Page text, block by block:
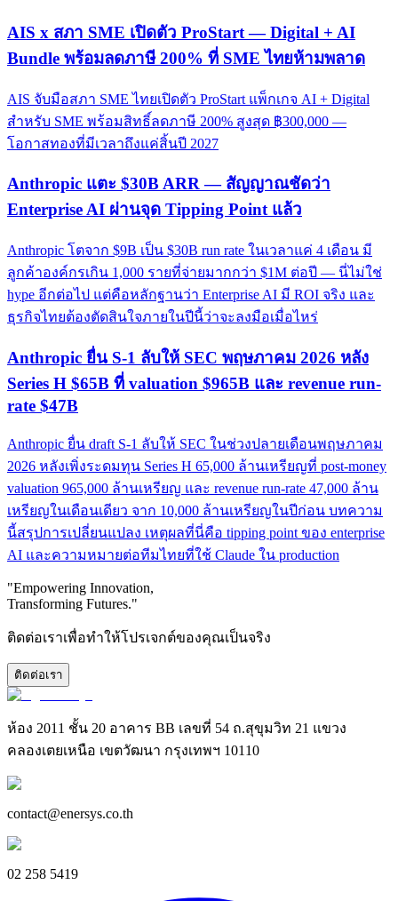
AIS x สภา SME เปิดตัว ProStart — Digital + AI
Bundle พร้อมลดภาษี 200% ที่ SME ไทยห้ามพลาด
AIS จับมือสภา SME ไทยเปิดตัว ProStart แพ็กเกจ AI + Digital
สำหรับ SME พร้อมสิทธิ์ลดภาษี 200% สูงสุด ฿300,000 —
โอกาสทองที่มีเวลาถึงแค่สิ้นปี 2027
Anthropic แตะ $30B ARR — สัญญาณชัดว่า
Enterprise AI ผ่านจุด Tipping Point แล้ว
Anthropic โตจาก $9B เป็น $30B run rate ในเวลาแค่ 4 เดือน มี
ลูกค้าองค์กรเกิน 1,000 รายที่จ่ายมากกว่า $1M ต่อปี — นี่ไม่ใช่
hype อีกต่อไป แต่คือหลักฐานว่า Enterprise AI มี ROI จริง และ
ธุรกิจไทยต้องตัดสินใจภายในปีนี้ว่าจะลงมือเมื่อไหร่
Anthropic ยื่น S-1 ลับให้ SEC พฤษภาคม 2026 หลัง
Series H $65B ที่ valuation $965B และ revenue run-
rate $47B
Anthropic ยื่น draft S-1 ลับให้ SEC ในช่วงปลายเดือนพฤษภาคม
2026 หลังเพิ่งระดมทุน Series H 65,000 ล้านเหรียญที่ post-money
valuation 965,000 ล้านเหรียญ และ revenue run-rate 47,000 ล้าน
เหรียญในเดือนเดียว จาก 10,000 ล้านเหรียญในปีก่อน บทความ
นี้สรุปการเปลี่ยนแปลง เหตุผลที่นี่คือ tipping point ของ enterprise
AI และความหมายต่อทีมไทยที่ใช้ Claude ใน production
"Empowering Innovation,
Transforming Futures."
ติดต่อเราเพื่อทำให้โปรเจกต์ของคุณเป็นจริง
ติดต่อเรา
ห้อง 2011 ชั้น 20 อาคาร BB เลขที่ 54 ถ.สุขุมวิท 21 แขวง
คลองเตยเหนือ เขตวัฒนา กรุงเทพฯ 10110
contact@enersys.co.th
02 258 5419